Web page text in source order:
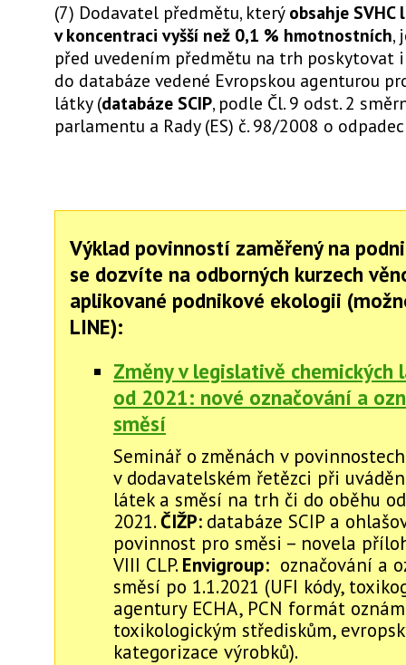
(7) Dodavatel předmětu, který obsahje SVHC
v koncentraci vyšší než 0,1 % hmotnostních,
před uvedením předmětu na trh poskytovat
do databáze vedené Evropskou agenturou
látky (databáze SCIP, podle Čl. 9 odst. 2
parlamentu a Rady (ES) č. 98/2008 o
Výklad povinností zaměřený na
se dozvíte na odborných kurzech
aplikované podnikové ekologii
LINE):
Změny v legislativě chemických
od 2021: nové označování a
směsí
Seminář o změnách v povinnostech
v dodavatelském řetězci při
látek a směsí na trh či do oběhu
2021.ČIŽP: databáze SCIP a
povinnost pro směsi – novela
VIII CLP.Envigroup: označování a
směsí po 1.1.2021 (UFI kódy,
agentury ECHA, PCN formát
toxikologickým střediskům,
kategorizace výrobků).